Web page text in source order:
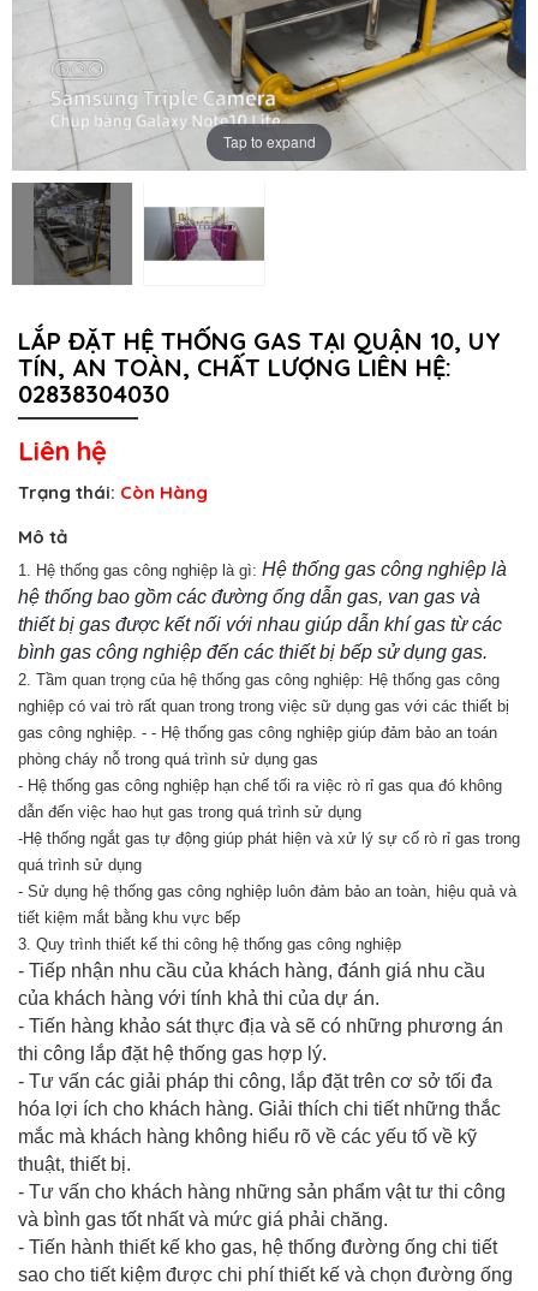
Tap to expand
LẮP ĐẶT HỆ THỐNG GAS TẠI QUẬN 10, UY
TÍN, AN TOÀN, CHẤT LƯỢNG LIÊN HỆ:
02838304030
Liên hệ
Trạng thái: Còn Hàng
Mô tả
1. Hệ thống gas công nghiệp là gì: Hệ thống gas công nghiệp là
hệ thống bao gồm các đường ống dẫn gas, van gas và
thiết bị gas được kết nối với nhau giúp dẫn khí gas từ các
bình gas công nghiệp đến các thiết bị bếp sử dụng gas.
2. Tầm quan trọng của hệ thống gas công nghiệp: Hệ thống gas công
nghiệp có vai trò rất quan trong trong việc sữ dụng gas với các thiết bị
gas công nghiệp. - - Hệ thống gas công nghiệp giúp đảm bảo an toán
phòng cháy nỗ trong quá trình sử dụng gas
- Hệ thống gas công nghiệp hạn chế tối ra việc rò rỉ gas qua đó không
dẫn đến việc hao hụt gas trong quá trình sử dụng
-Hệ thống ngắt gas tự động giúp phát hiện và xử lý sự cố rò rỉ gas trong
quá trình sử dụng
- Sử dụng hệ thống gas công nghiệp luôn đảm bảo an toàn, hiệu quả và
tiết kiệm mắt bằng khu vực bếp
3. Quy trình thiết kế thi công hệ thống gas công nghiệp
- Tiếp nhận nhu cầu của khách hàng, đánh giá nhu cầu
của khách hàng với tính khả thi của dự án.
- Tiến hàng khảo sát thực địa và sẽ có những phương án
thi công lắp đặt hệ thống gas hợp lý.
- Tư vấn các giải pháp thi công, lắp đặt trên cơ sở tối đa
hóa lợi ích cho khách hàng. Giải thích chi tiết những thắc
mắc mà khách hàng không hiểu rõ về các yếu tố về kỹ
thuật, thiết bị.
- Tư vấn cho khách hàng những sản phẩm vật tư thi công
và bình gas tốt nhất và mức giá phải chăng.
- Tiến hành thiết kế kho gas, hệ thống đường ống chi tiết
sao cho tiết kiệm được chi phí thiết kế và chọn đường ống